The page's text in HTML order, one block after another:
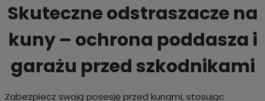
Skuteczne odstraszacze na
kuny – ochrona poddasza i
garażu przed szkodnikami
Zabezpiecz swoją posesję przed kunami, stosując